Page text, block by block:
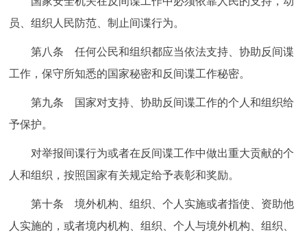
员、组织人民防范、制止间谍行为。
第八条 任何公民和组织都应当依法支持、协助反间谍
工作，保守所知悉的国家秘密和反间谍工作秘密。
第九条 国家对支持、协助反间谍工作的个人和组织给
予保护。
对举报间谍行为或者在反间谍工作中做出重大贡献的个
人和组织，按照国家有关规定给予表彰和奖励。
第十条 境外机构、组织、个人实施或者指使、资助他
人实施的，或者境内机构、组织、个人与境外机构、组织、